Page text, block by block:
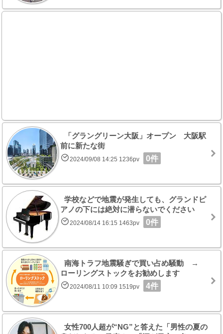
「グラングリーン大阪」オープン 大阪駅
前に新たな街
2024/09/08 14:25 1236pv 0件
学校などで地震が発生しても、グランドピ
アノの下には絶対に潜らないでください
2024/08/14 16:15 1463pv 0件
南海トラフ地震騒ぎで買い占め騒動 →
ローリングストックをお勧めします
2024/08/11 10:09 1519pv 4件
女性700人超が“NG”と答えた「男性の夏の